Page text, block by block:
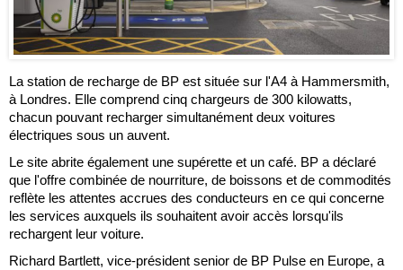
La station de recharge de BP est située sur l'A4 à Hammersmith,
à Londres. Elle comprend cinq chargeurs de 300 kilowatts,
chacun pouvant recharger simultanément deux voitures
électriques sous un auvent.
Le site abrite également une supérette et un café. BP a déclaré
que l'offre combinée de nourriture, de boissons et de commodités
reflète les attentes accrues des conducteurs en ce qui concerne
les services auxquels ils souhaitent avoir accès lorsqu'ils
rechargent leur voiture.
Richard Bartlett, vice-président senior de BP Pulse en Europe, a